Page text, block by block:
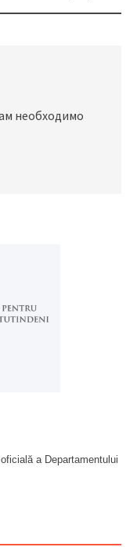
необходимо
a Departamentului